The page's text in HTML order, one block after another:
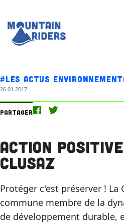
#Les actus
26.01.2017
Partager
Action
Clusaz
Protéger c'est préserver ! La
commune membre de la
de développement durable,